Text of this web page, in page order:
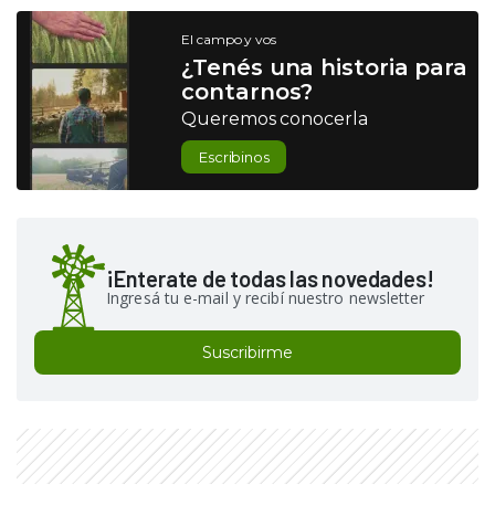
El campo y vos
¿Tenés una historia para
contarnos?
Queremos conocerla
Escribinos
¡Enterate de todas las novedades!
Ingresá tu e-mail y recibí nuestro newsletter
Suscribirme